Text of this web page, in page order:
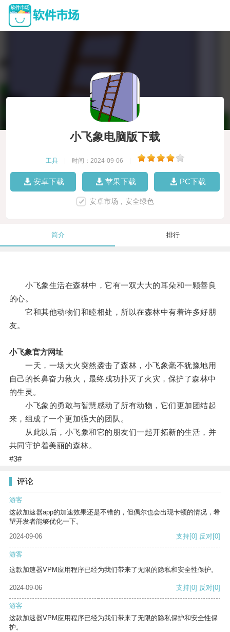
小飞象电脑版下载
工具 时间：2024-09-06
安卓下载 苹果下载 PC下载
安卓市场，安全绿色
简介 排行
小飞象生活在森林中，它有一双大大的耳朵和一颗善良
的心。
它和其他动物们和睦相处，所以在森林中有着许多好朋
友。
小飞象官方网址
一天，一场大火突然袭击了森林，小飞象毫不犹豫地用
自己的长鼻奋力救火，最终成功扑灭了火灾，保护了森林中
的生灵。
小飞象的勇敢与智慧感动了所有动物，它们更加团结起
来，组成了一个更加强大的团队。
从此以后，小飞象和它的朋友们一起开拓新的生活，并
共同守护着美丽的森林。
#3#
评论
游客
这款加速器app的加速效果还是不错的，但偶尔也会出现卡顿的情况，希
望开发者能够优化一下。
2024-09-06
支持[0] 反对[0]
游客
这款加速器VPM应用程序已经为我们带来了无限的隐私和安全性保护。
2024-09-06 支持[0] 反对[0]
游客
这款加速器VPM应用程序已经为我们带来了无限的隐私保护和安全性保
护。